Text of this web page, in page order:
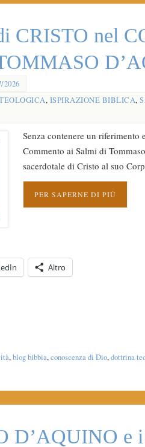
CRISTO nel
2026
, ISPIRAZIONE BIBLICA,
Senza contenere un
Commento ai Salmi di
sacerdotale di Cristo al suo
PER SAPERNE DI PIÙ
Altro
,blog bibbia,conoscenza di Dio,dottrina
D’AQUINO e